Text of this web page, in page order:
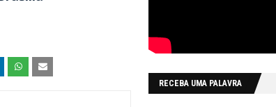
RECEBA UMA PALAVRA